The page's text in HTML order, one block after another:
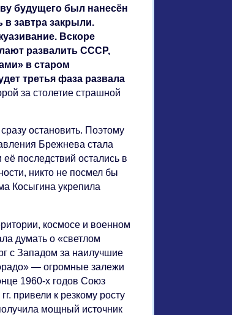
будущего был нанесён
завтра закрыли.
Вскоре
развалить СССР,
в старом
третья фаза развала
за столетие страшной
остановить. Поэтому
Брежнева стала
последствий остались в
никто не посмел бы
Косыгина укрепила
космосе и военном
думать о «светлом
с Западом за наилучшие
— огромные залежи
1960-х годов Союз
привели к резкому росту
мощный источник